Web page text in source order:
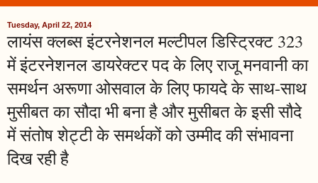
Tuesday, April 22, 2014
लायंस क्लब्स इंटरनेशनल मल्टीपल डिस्ट्रिक्ट 323
में इंटरनेशनल डायरेक्टर पद के लिए राजू मनवानी का
समर्थन अरूणा ओसवाल के लिए फायदे के साथ-साथ
मुसीबत का सौदा भी बना है और मुसीबत के इसी सौदे
में संतोष शेट्टी के समर्थकों को उम्मीद की संभावना
दिख रही है